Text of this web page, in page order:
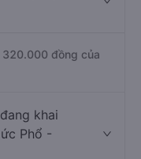
320.000 đồng của
khai
Phổ -